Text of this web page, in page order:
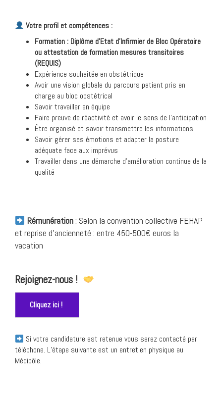
Votre profil et compétences :
Formation : Diplôme d’Etat d’Infirmier de Bloc Opératoire
ou attestation de formation mesures transitoires
(REQUIS)
Expérience souhaitée en obstétrique
Avoir une vision globale du parcours patient pris en
charge au bloc obstétrical
Savoir travailler en équipe
Faire preuve de réactivité et avoir le sens de l’anticipation
Être organisé et savoir transmettre les informations
Savoir gérer ses émotions et adapter la posture
adéquate face aux imprévus
Travailler dans une démarche d’amélioration continue de la
qualité
Rémunération: Selon la convention collective FEHAP
et reprise d’ancienneté : entre 450-500€ euros la
vacation
Rejoignez-nous !
Cliquez ici !
Si votre candidature est retenue vous serez contacté par
téléphone. L’étape suivante est un entretien physique au
Médipôle.